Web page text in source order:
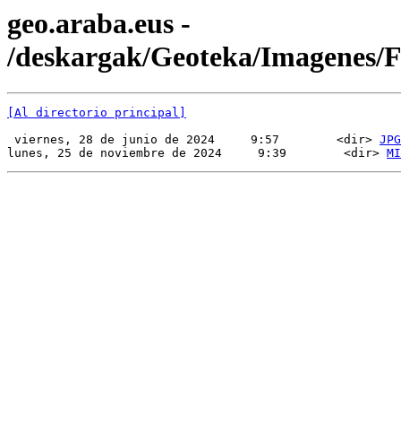
geo.araba.eus -
/deskargak/Geoteka/Imagenes/
[Al directorio principal]
viernes, 28 de junio de 2024     9:57        <dir> JPG
lunes, 25 de noviembre de 2024     9:39        <dir>